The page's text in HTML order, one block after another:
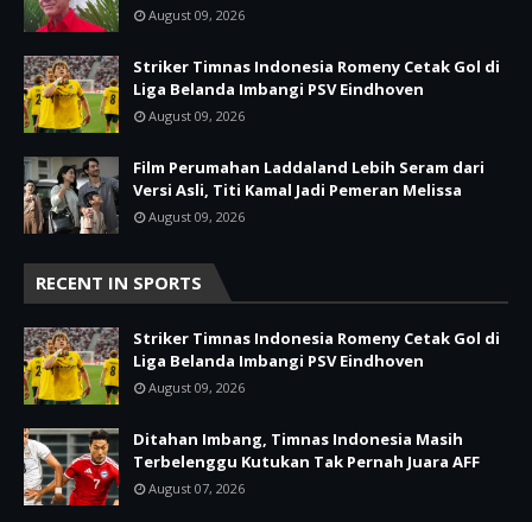
August 09, 2026
Striker Timnas Indonesia Romeny Cetak Gol di
Liga Belanda Imbangi PSV Eindhoven
August 09, 2026
Film Perumahan Laddaland Lebih Seram dari
Versi Asli, Titi Kamal Jadi Pemeran Melissa
August 09, 2026
RECENT IN SPORTS
Striker Timnas Indonesia Romeny Cetak Gol di
Liga Belanda Imbangi PSV Eindhoven
August 09, 2026
Ditahan Imbang, Timnas Indonesia Masih
Terbelenggu Kutukan Tak Pernah Juara AFF
August 07, 2026